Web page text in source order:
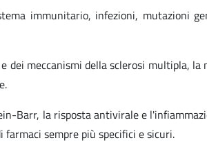
immunitario, infezioni, mutazioni
dei meccanismi della sclerosi multipla, la
Barr, la risposta antivirale e
sempre più specifici e sicuri.